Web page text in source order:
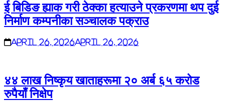
ई बिडिङ ह्याक गरी ठेक्का हत्याउने प्रकरणमा थप दुई
निर्माण कम्पनीका सञ्चालक पक्राउ
April 26, 2026April 26, 2026
४४ लाख निष्कृय खाताहरूमा २० अर्ब ६५ करोड
रुपैयाँ निक्षेप